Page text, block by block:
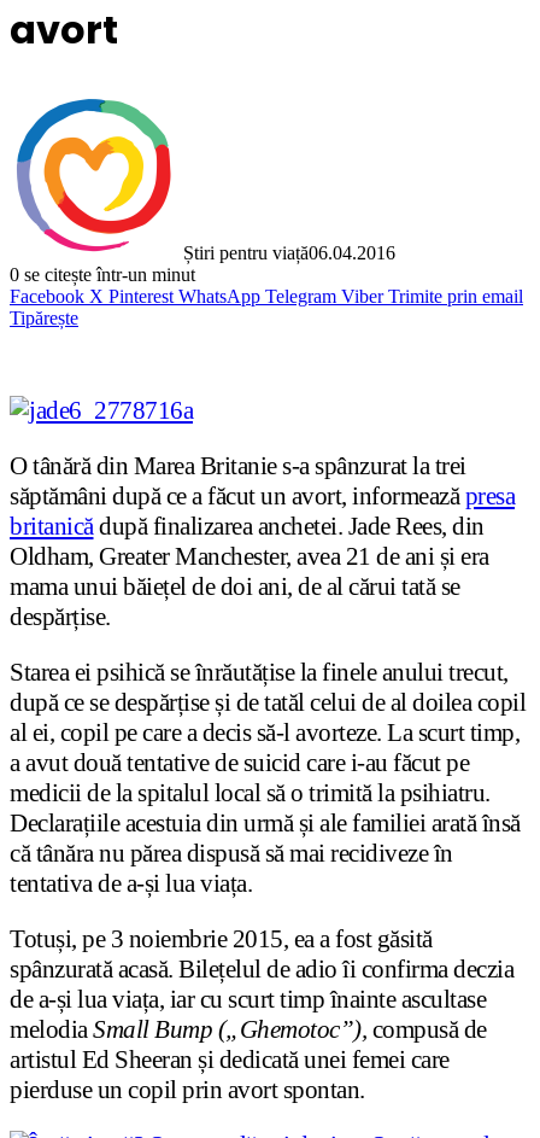
avort
Știri pentru viață06.04.2016
0 se citește într-un minut
Facebook X Pinterest WhatsApp Telegram Viber Trimite prin email
Tipărește
O tânără din Marea Britanie s-a spânzurat la trei
săptămâni după ce a făcut un avort, informeazăpresa
britanicădupă finalizarea anchetei. Jade Rees, din
Oldham, Greater Manchester, avea 21 de ani și era
mama unui băiețel de doi ani, de al cărui tată se
despărțise.
Starea ei psihică se înrăutățise la finele anului trecut,
după ce se despărțise și de tatăl celui de al doilea copil
al ei, copil pe care a decis să-l avorteze. La scurt timp,
a avut două tentative de suicid care i-au făcut pe
medicii de la spitalul local să o trimită la psihiatru.
Declarațiile acestuia din urmă și ale familiei arată însă
că tânăra nu părea dispusă să mai recidiveze în
tentativa de a-și lua viața.
Totuși, pe 3 noiembrie 2015, ea a fost găsită
spânzurată acasă. Bilețelul de adio îi confirma deczia
de a-și lua viața, iar cu scurt timp înainte ascultase
melodiaSmall Bump („Ghemotoc”), compusă de
artistul Ed Sheeran și dedicată unei femei care
pierduse un copil prin avort spontan.